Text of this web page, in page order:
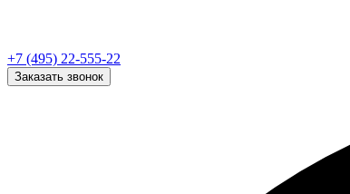
+7 (495) 22-555-22
Заказать звонок